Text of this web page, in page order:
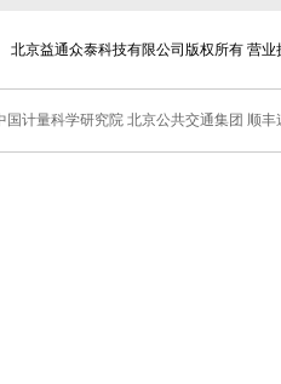
北京益通众泰科技有限公司版权所有 营业
国计量科学研究院 北京公共交通集团 顺丰